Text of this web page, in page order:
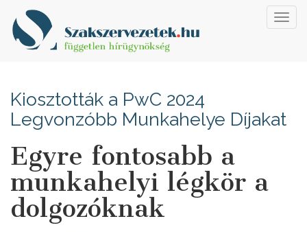
Kiosztották a PwC 2024
Legvonzóbb Munkahelye Díjakat
Egyre fontosabb a
munkahelyi légkör a
dolgozóknak